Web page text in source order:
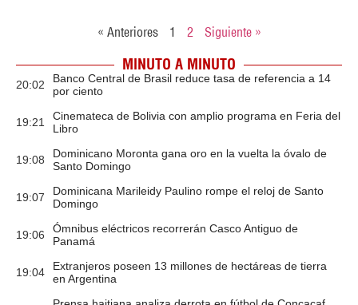
« Anteriores 1 2 Siguiente »
MINUTO A MINUTO
20:02
Banco Central de Brasil reduce tasa de referencia a 14
por ciento
19:21
Cinemateca de Bolivia con amplio programa en Feria del
Libro
19:08
Dominicano Moronta gana oro en la vuelta la óvalo de
Santo Domingo
19:07
Dominicana Marileidy Paulino rompe el reloj de Santo
Domingo
19:06
Ómnibus eléctricos recorrerán Casco Antiguo de
Panamá
19:04
Extranjeros poseen 13 millones de hectáreas de tierra
en Argentina